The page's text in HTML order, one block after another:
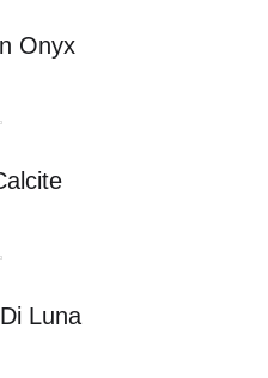
Onyx
Luna